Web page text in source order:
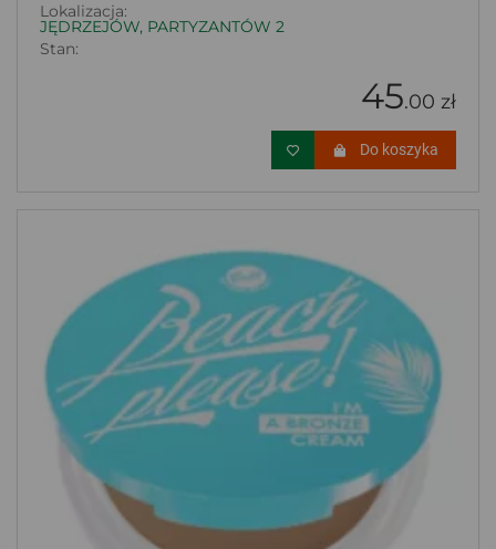
Lokalizacja:
JĘDRZEJÓW, PARTYZANTÓW 2
Stan:
45.00 zł
Do koszyka